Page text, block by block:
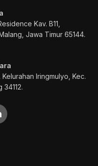
Kav. B11,
Jawa Timur 65144.
Kelurahan Iringmulyo, Kec.